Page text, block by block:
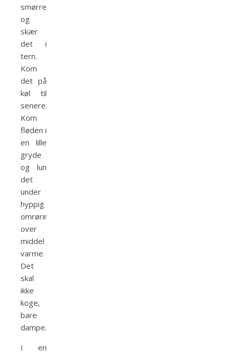
smørret
og
skær
det i
tern.
Kom
det på
køl til
senere.
Kom
fløden i
en lille
gryde
og lun
det
under
hyppig
omrøring
over
middel
varme.
Det
skal
ikke
koge,
bare
dampe.
I en